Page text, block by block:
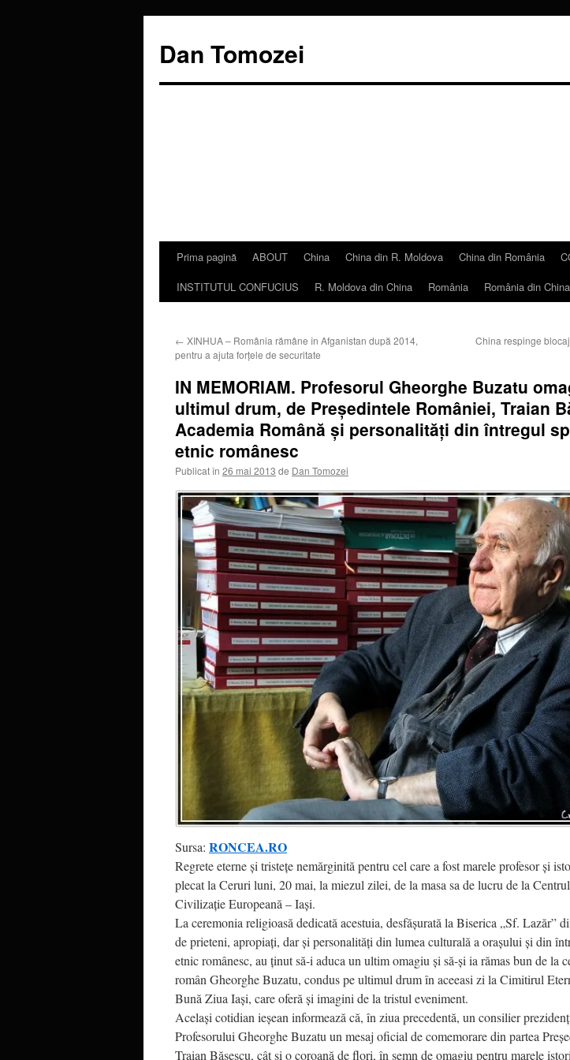
Dan Tomozei
SariPrima pagină ABOUT China China din R. Moldova China din România
INSTITUTUL CONFUCIUS
R. Moldova din China România România din China
← XINHUA – România rămâne în Afganistan după 2014,
pentru a ajuta forţele de securitate
China respinge
IN MEMORIAM. Profesorul Gheorghe Buzatu
ultimul drum, de Preşedintele României, Traian
Academia Română şi personalităţi din întregul
etnic românesc
Publicat în 26 mai 2013 de Dan Tomozei
Sursa: RONCEA.RO
Regrete eterne şi tristeţe nemărginită pentru cel care a fost marele profesor şi
plecat la Ceruri luni, 20 mai, la miezul zilei, de la masa sa de lucru de la
Civilizaţie Europeană – Iaşi.
La ceremonia religioasă dedicată acestuia, desfăşurată la Biserica „Sf. Lazăr”
de prieteni, apropiaţi, dar şi personalităţi din lumea culturală a oraşului şi din
etnic românesc, au ţinut să-i aduca un ultim omagiu şi să-şi ia rămas bun de la
român Gheorghe Buzatu, condus pe ultimul drum în aceeasi zi la Cimitirul
Bună Ziua Iaşi, care oferă şi imagini de la tristul eveniment.
Acelaşi cotidian ieşean informează că, în ziua precedentă, un consilier
Profesorului Gheorghe Buzatu un mesaj oficial de comemorare din partea
Traian Băsescu, cât şi o coroană de flori, în semn de omagiu pentru marele